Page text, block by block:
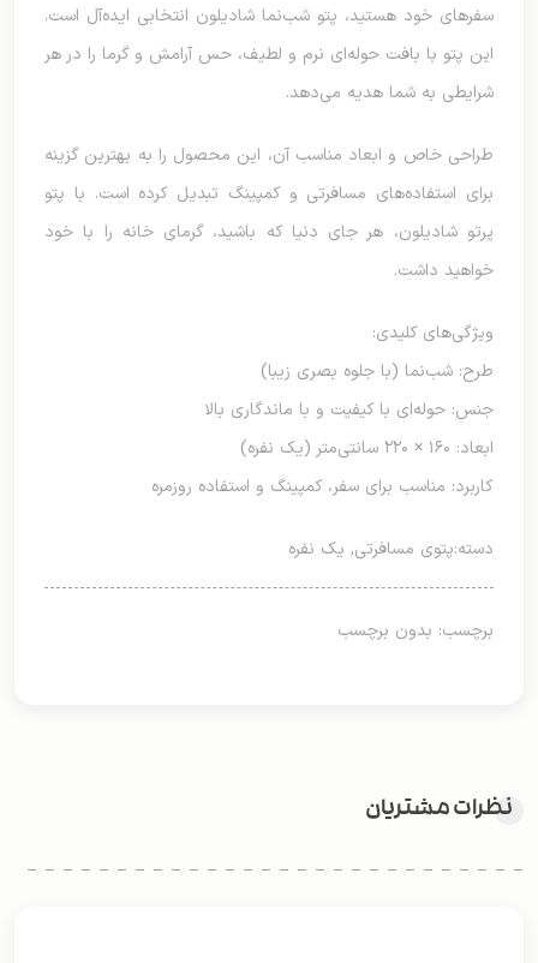
سفرهای خود هستید، پتو شب‌نما شادیلون انتخابی ایده‌آل است.
این پتو با بافت حوله‌ای نرم و لطیف، حس آرامش و گرما را در هر
شرایطی به شما هدیه می‌دهد.
طراحی خاص و ابعاد مناسب آن، این محصول را به بهترین گزینه
برای استفاده‌های مسافرتی و کمپینگ تبدیل کرده است. با پتو
پرتو شادیلون، هر جای دنیا که باشید، گرمای خانه را با خود
خواهید داشت.
ویژگی‌های کلیدی:
طرح: شب‌نما (با جلوه بصری زیبا)
جنس: حوله‌ای با کیفیت و با ماندگاری بالا
ابعاد: ۱۶۰ × ۲۲۰ سانتی‌متر (یک نفره)
کاربرد: مناسب برای سفر، کمپینگ و استفاده روزمره
دسته:پتوی مسافرتی, یک نفره
برچسب: بدون برچسب
نظرات مشتریان